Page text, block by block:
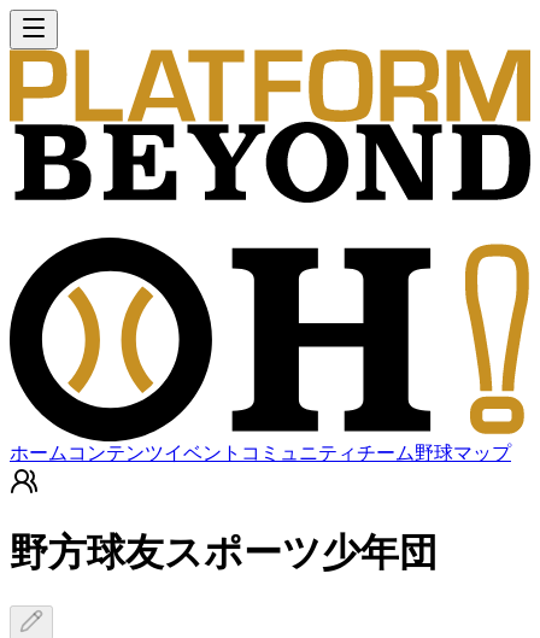
ホーム コンテンツイベント コミュニティチーム野球マップ
野方球友スポーツ少年団